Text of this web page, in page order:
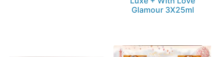
Glamour 3X25ml